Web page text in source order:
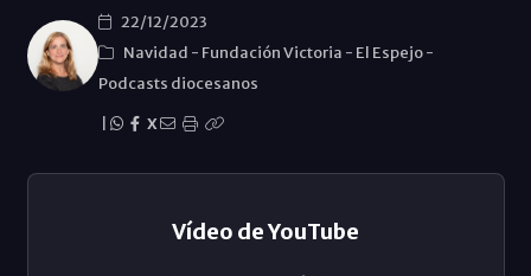
22/12/2023
Navidad - Fundación Victoria - El Espejo-
Podcasts diocesanos
X
Vídeo de YouTube